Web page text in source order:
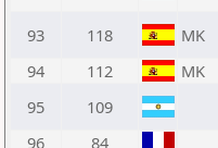
93 118 MK
94
112 MK
95
109
96
84